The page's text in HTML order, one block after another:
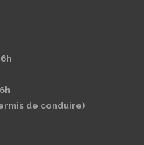
de conduire)